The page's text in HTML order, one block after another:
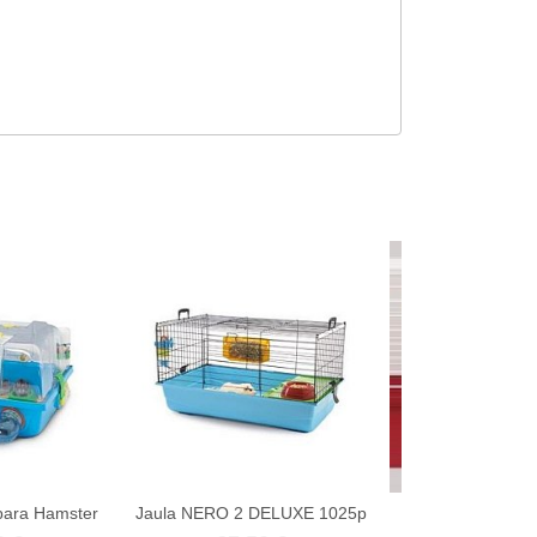
Hamster Jaula NERO 2 DELUXE 1025p